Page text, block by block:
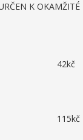
K OKAMŽITÉ
42kč
115kč